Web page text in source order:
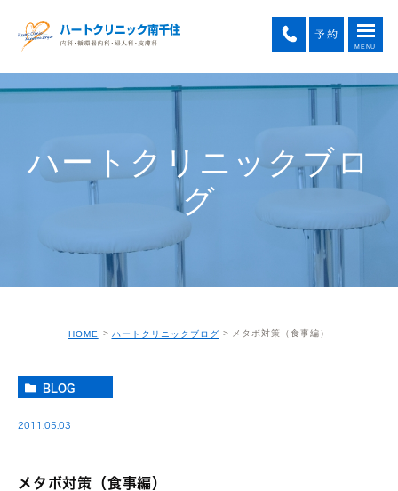
ハートクリニックブロ
グ
HOME ハートクリニックブログ メタボ対策（食事編）
BLOG
2011.05.03
メタボ対策（食事編）